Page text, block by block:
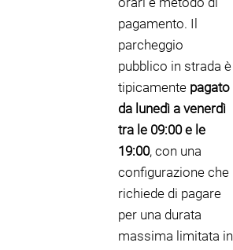
pagamento. Il
parcheggio
pubblico in strada è
tipicamente pagato
da lunedì a venerdì
tra le 09:00 e le
19:00, con una
configurazione che
richiede di pagare
per una durata
massima limitata in